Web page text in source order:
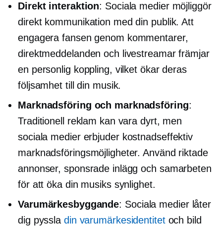
Direkt interaktion: Sociala medier möjliggör
direkt kommunikation med din publik. Att
engagera fansen genom kommentarer,
direktmeddelanden och livestreamar främjar
en personlig koppling, vilket ökar deras
följsamhet till din musik.
Marknadsföring och marknadsföring:
Traditionell reklam kan vara dyrt, men
sociala medier erbjuder kostnadseffektiv
marknadsföringsmöjligheter. Använd riktade
annonser, sponsrade inlägg och samarbeten
för att öka din musiks synlighet.
Varumärkesbyggande: Sociala medier låter
dig pyssla din varumärkesidentitetoch bild